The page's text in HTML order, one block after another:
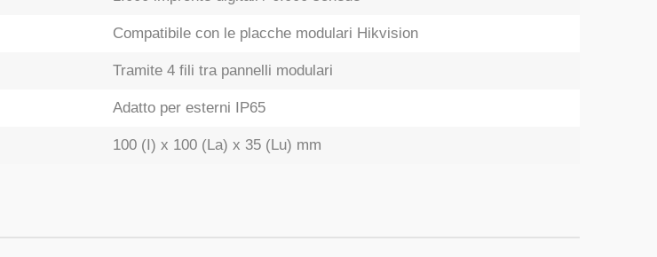
Compatibile con le placche modulari Hikvision
Tramite 4 fili tra pannelli modulari
Adatto per esterni IP65
100 (I) x 100 (La) x 35 (Lu) mm